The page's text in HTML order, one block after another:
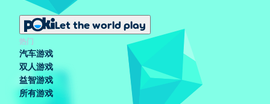
Let the world play
热门
汽车游戏
双人游戏
益智游戏
所有游戏